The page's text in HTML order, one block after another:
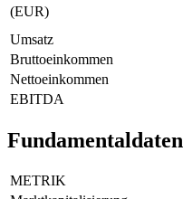
(EUR)
Umsatz
Bruttoeinkommen
Nettoeinkommen
EBITDA
Fundamentaldaten
METRIK